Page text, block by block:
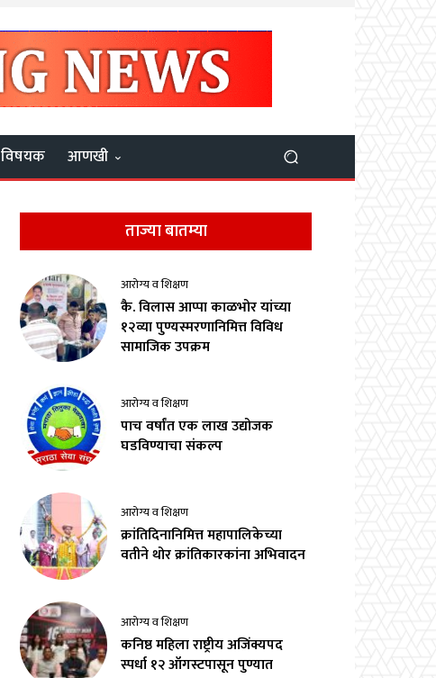
आणखी
ताज्या बातम्या
आरोग्य व शिक्षण
कै. विलास आप्पा काळभोर यांच्या
१२व्या पुण्यस्मरणानिमित्त विविध
सामाजिक उपक्रम
आरोग्य व शिक्षण
पाच वर्षांत एक लाख उद्योजक
घडविण्याचा संकल्प
आरोग्य व शिक्षण
क्रांतिदिनानिमित्त महापालिकेच्या
वतीने थोर क्रांतिकारकांना अभिवादन
आरोग्य व शिक्षण
कनिष्ठ महिला राष्ट्रीय अजिंक्यपद
स्पर्धा १२ ऑगस्टपासून पुण्यात